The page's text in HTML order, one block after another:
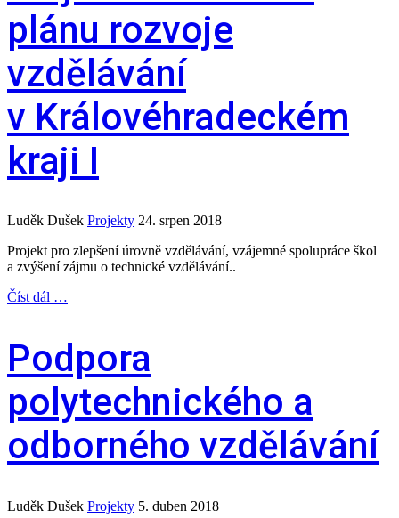
plánu rozvoje
vzdělávání
v Královéhradeckém
kraji I
Luděk Dušek Projekty 24. srpen 2018
Projekt pro zlepšení úrovně vzdělávání, vzájemné spolupráce škol
a zvýšení zájmu o technické vzdělávání..
Číst dál …
Podpora
polytechnického a
odborného vzdělávání
Luděk Dušek Projekty 5. duben 2018